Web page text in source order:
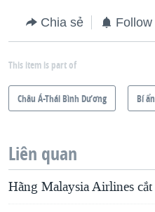
Chia sẻ Follow
This item is part of
Châu Á-Thái Bình Dương Bí
Liên quan
Hãng Malaysia Airlines